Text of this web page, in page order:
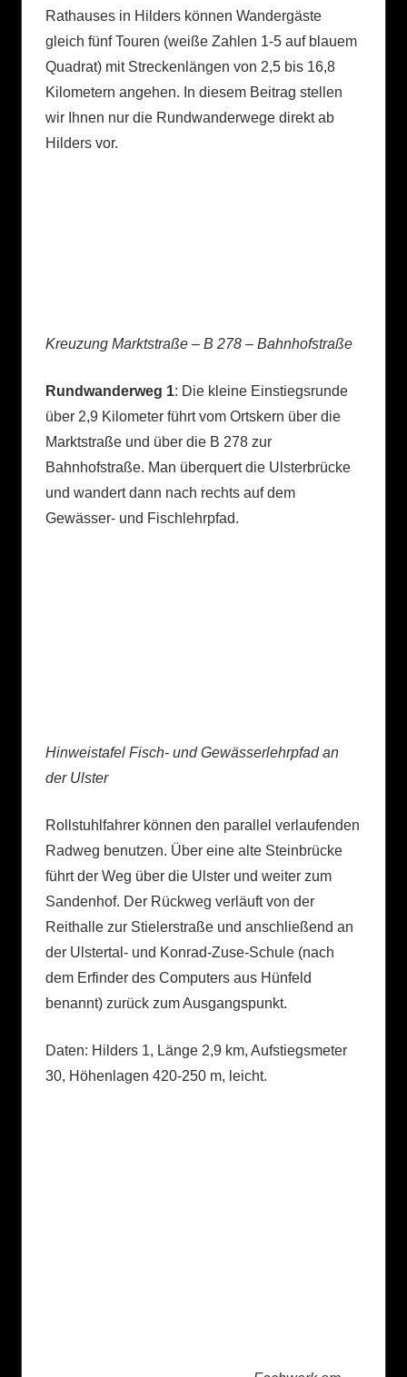
Rathauses in Hilders können Wandergäste
gleich fünf Touren (weiße Zahlen 1-5 auf blauem
Quadrat) mit Streckenlängen von 2,5 bis 16,8
Kilometern angehen. In diesem Beitrag stellen
wir Ihnen nur die Rundwanderwege direkt ab
Hilders vor.
Kreuzung Marktstraße – B 278 – Bahnhofstraße
Rundwanderweg 1: Die kleine Einstiegsrunde
über 2,9 Kilometer führt vom Ortskern über die
Marktstraße und über die B 278 zur
Bahnhofstraße. Man überquert die Ulsterbrücke
und wandert dann nach rechts auf dem
Gewässer- und Fischlehrpfad.
Hinweistafel Fisch- und Gewässerlehrpfad an
der Ulster
Rollstuhlfahrer können den parallel verlaufenden
Radweg benutzen. Über eine alte Steinbrücke
führt der Weg über die Ulster und weiter zum
Sandenhof. Der Rückweg verläuft von der
Reithalle zur Stielerstraße und anschließend an
der Ulstertal- und Konrad-Zuse-Schule (nach
dem Erfinder des Computers aus Hünfeld
benannt) zurück zum Ausgangspunkt.
Daten: Hilders 1, Länge 2,9 km, Aufstiegsmeter
30, Höhenlagen 420-250 m, leicht.